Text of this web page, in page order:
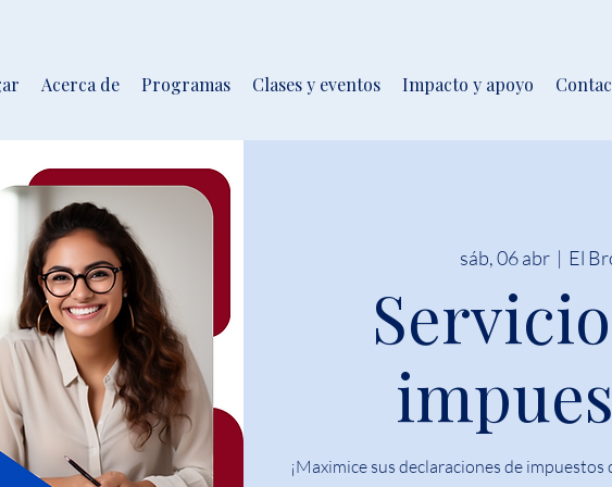
Acerca de Programas Clases y eventos Impacto y apoyo
sáb, 06 abr
  |
El
¡Maximice sus declaraciones de